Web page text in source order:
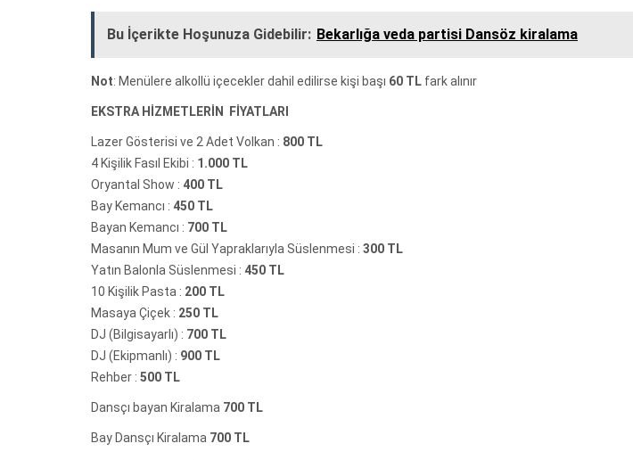
Bu İçerikte Hoşunuza Gidebilir: Bekarlığa veda partisi Dansöz kiralama
Not: Menülere alkollü içecekler dahil edilirse kişi başı 60 TL fark alınır
EKSTRA HİZMETLERİN FİYATLARI
Lazer Gösterisi ve 2 Adet Volkan : 800 TL
4 Kişilik Fasıl Ekibi : 1.000 TL
Oryantal Show : 400 TL
Bay Kemancı : 450 TL
Bayan Kemancı : 700 TL
Masanın Mum ve Gül Yapraklarıyla Süslenmesi : 300 TL
Yatın Balonla Süslenmesi : 450 TL
10 Kişilik Pasta : 200 TL
Masaya Çiçek : 250 TL
DJ (Bilgisayarlı) : 700 TL
DJ (Ekipmanlı) : 900 TL
Rehber : 500 TL
Dansçı bayan Kiralama 700 TL
Bay Dansçı Kiralama 700 TL